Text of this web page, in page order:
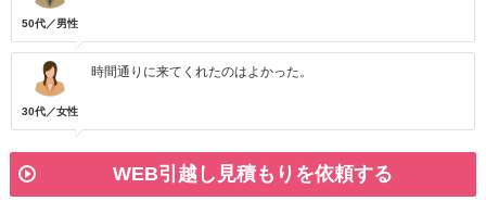
50代／男性
30代／女性
時間通りに来てくれたのはよかった。
WEB引越し見積もりを依頼する